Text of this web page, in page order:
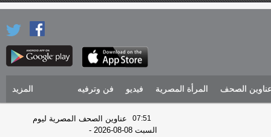
الصحف المرأة المصرية فيديو فن وترفيه المزيد
07:51
عناوين الصحف المصرية ليوم
السبت 08-08-2026
-